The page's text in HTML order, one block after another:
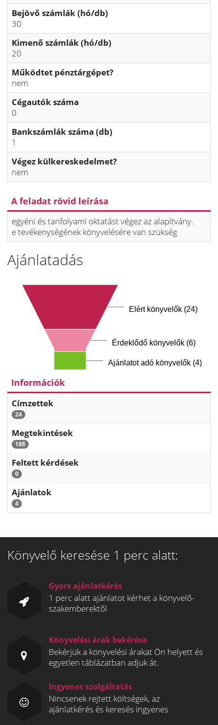
Bejövő számlák (hó/db)
30
Kimenő számlák (hó/db)
20
Működtet pénztárgépet?
nem
Cégautók száma
0
Bankszámlák száma (db)
1
Végez külkereskedelmet?
nem
A feladat rövid leírása
egyéni és tanfolyami oktatást végez az alapítvány.
e tevékenységének könyvelésére van szükség
Ajánlatadás
Elért könyvelők (24)
Érdeklődő könyvelők (6)
Ajánlatot adó könyvelők (4)
Információk
Címzettek
24
Megtekintések
188
Feltett kérdések
0
Ajánlatok
4
Könyvelő keresése 1 perc alatt:
Gyors ajánlatkérés
1 perc alatt ajánlatot kérhet a könyvelő-
szakemberektől
Könyvelési árak bekérése
Bekérjük a könyvelési árakat Ön helyett és
egyetlen táblázatban adjuk át.
Ingyenes szolgáltatás
Nincsenek rejtett költségek, az
ajánlatkérés és keresés ingyenes